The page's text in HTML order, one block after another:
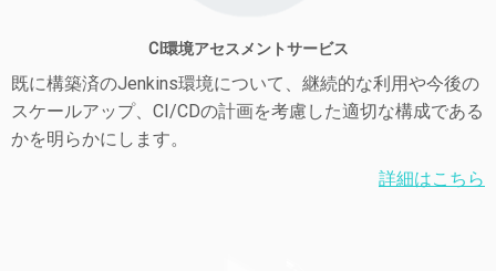
CI環境アセスメントサービス
既に構築済のJenkins環境について、継続的な利用や今後の
スケールアップ、CI/CDの計画を考慮した適切な構成である
かを明らかにします。
詳細はこちら